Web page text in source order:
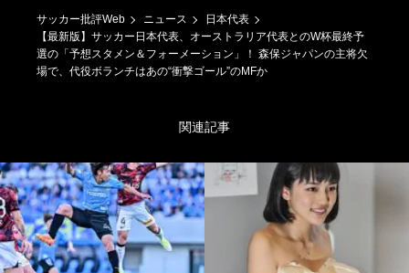
サッカー批評Web ニュース
日本代表
【最新版】サッカー日本代表、オーストラリア代表とのW杯最終予
選の「予想スタメン＆フォーメーション」！ 森保ジャパンの主将欠
場で、代役ボランチはあの“衝撃ゴール”のMFか
関連記事